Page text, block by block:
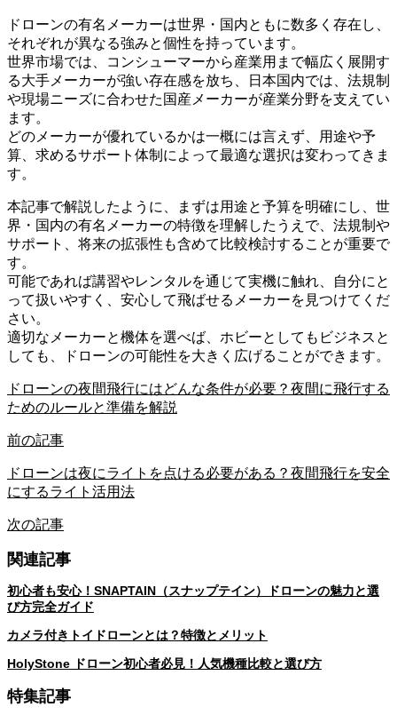
ドローンの有名メーカーは世界・国内ともに数多く存在し、
それぞれが異なる強みと個性を持っています。
世界市場では、コンシューマーから産業用まで幅広く展開す
る大手メーカーが強い存在感を放ち、日本国内では、法規制
や現場ニーズに合わせた国産メーカーが産業分野を支えてい
ます。
どのメーカーが優れているかは一概には言えず、用途や予
算、求めるサポート体制によって最適な選択は変わってきま
す。
本記事で解説したように、まずは用途と予算を明確にし、世
界・国内の有名メーカーの特徴を理解したうえで、法規制や
サポート、将来の拡張性も含めて比較検討することが重要で
す。
可能であれば講習やレンタルを通じて実機に触れ、自分にと
って扱いやすく、安心して飛ばせるメーカーを見つけてくだ
さい。
適切なメーカーと機体を選べば、ホビーとしてもビジネスと
しても、ドローンの可能性を大きく広げることができます。
ドローンの夜間飛行にはどんな条件が必要？夜間に飛行する
ためのルールと準備を解説
前の記事
ドローンは夜にライトを点ける必要がある？夜間飛行を安全
にするライト活用法
次の記事
関連記事
初心者も安心！SNAPTAIN（スナップテイン）ドローンの魅力と選
び方完全ガイド
カメラ付きトイドローンとは？特徴とメリット
HolyStone ドローン初心者必見！人気機種比較と選び方
特集記事